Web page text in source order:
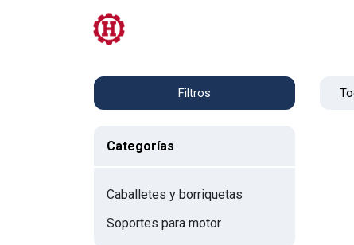
Filtros
Categorías
Caballetes y borriquetas
Soportes para motor